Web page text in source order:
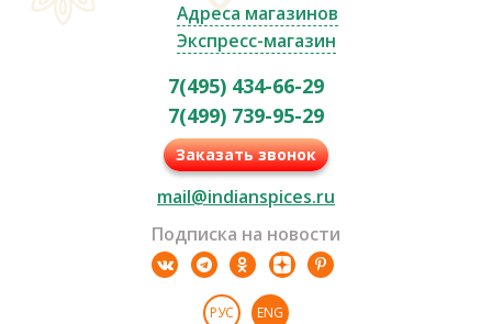
Адреса магазинов
Экспресс-магазин
7(495) 434-66-29
7(499) 739-95-29
Заказать звонок
mail@indianspices.ru
Подписка на новости
РУС ENG